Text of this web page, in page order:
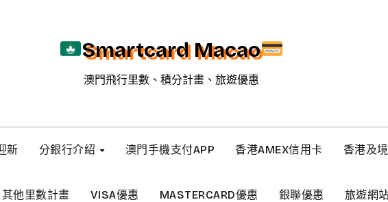
Smartcard Macao
澳門飛行里數、積分計畫、旅遊優惠
新 分銀行介紹 澳門手機支付APP 香港AMEX信用卡 香港及
其他里數計畫 VISA優惠 MASTERCARD優惠 銀聯優惠 旅遊網